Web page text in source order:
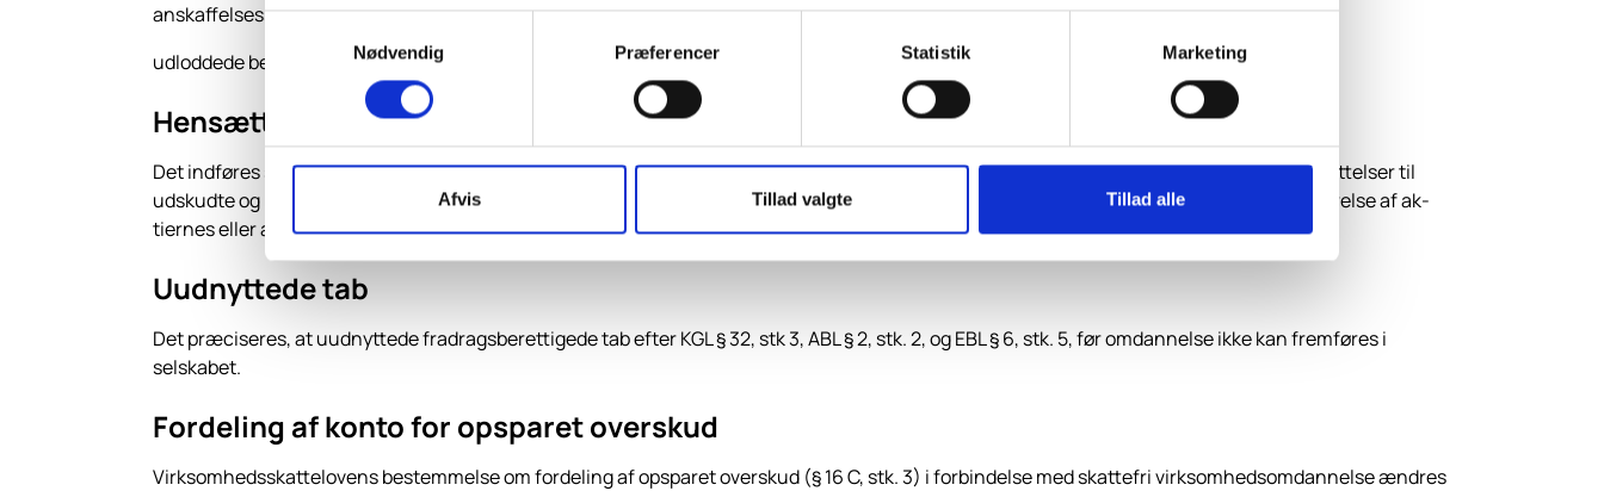
Nødvendig
Præferencer Statistik Marketing
Afvis Tillad valgte Tillad alle
anskaffelsessum, også selvom afståelsessummen efter LL § 16A eller det
udloddede beløb efter LL § 16 B udgør 0 kr. Samtidig præciseres det, at beskatning af negativ anskaffelsessum sker som aktieindkomst.
Hensættelser til skat
Det indføres som betingelse for anvendelse af reglerne om skattefri virk­somhedsomdannelse, at der i åbningsbalancen foretages hensættelser til
udskudte og latente skatter i overensstemmelse med anerkendte danske regnskabsstandarder. Disse hensættelser indgår ikke ved opgørelse af ak­
tiernes eller anparternes anskaffelsessum.
Uudnyttede tab
Det præciseres, at uudnyttede fradragsberettigede tab efter KGL § 32, stk 3, ABL § 2, stk. 2, og EBL § 6, stk. 5, før omdannelse ikke kan fremføres i
selskabet.
Fordeling af konto for opsparet overskud
Virksomhedsskattelovens bestemmelse om fordeling af opsparet overskud (§ 16 C, stk. 3) i forbindelse med skattefri virksomhedsomdannelse æn­dres